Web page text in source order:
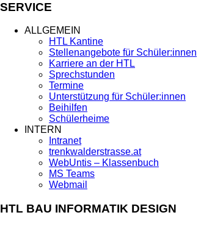
SERVICE
ALLGEMEIN
HTL Kantine
Stellenangebote für Schüler:innen
Karriere an der HTL
Sprechstunden
Termine
Unterstützung für Schüler:innen
Beihilfen
Schülerheime
INTERN
Intranet
trenkwalderstrasse.at
WebUntis – Klassenbuch
MS Teams
Webmail
HTL BAU INFORMATIK DESIGN